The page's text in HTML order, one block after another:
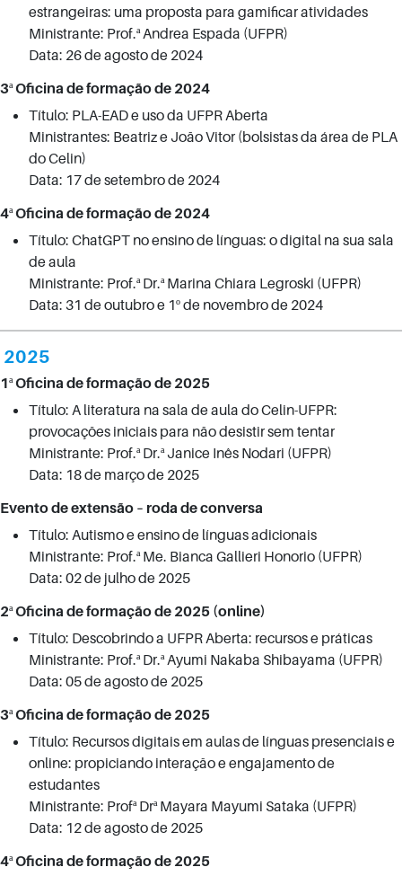
estrangeiras: uma proposta para gamificar atividades
Ministrante: Prof.ª Andrea Espada (UFPR)
Data: 26 de agosto de 2024
3ª Oficina de formação de 2024
Título: PLA-EAD e uso da UFPR Aberta
Ministrantes: Beatriz e João Vitor (bolsistas da área de PLA
do Celin)
Data: 17 de setembro de 2024
4ª Oficina de formação de 2024
Título: ChatGPT no ensino de línguas: o digital na sua sala
de aula
Ministrante: Prof.ª Dr.ª Marina Chiara Legroski (UFPR)
Data: 31 de outubro e 1º de novembro de 2024
2025
1ª Oficina de formação de 2025
Título: A literatura na sala de aula do Celin-UFPR:
provocações iniciais para não desistir sem tentar
Ministrante: Prof.ª Dr.ª Janice Inês Nodari (UFPR)
Data: 18 de março de 2025
Evento de extensão – roda de conversa
Título: Autismo e ensino de línguas adicionais
Ministrante: Prof.ª Me. Bianca Gallieri Honorio (UFPR)
Data: 02 de julho de 2025
2ª Oficina de formação de 2025 (online)
Título: Descobrindo a UFPR Aberta: recursos e práticas
Ministrante: Prof.ª Dr.ª Ayumi Nakaba Shibayama (UFPR)
Data: 05 de agosto de 2025
3ª Oficina de formação de 2025
Título: Recursos digitais em aulas de línguas presenciais e
online: propiciando interação e engajamento de
estudantes
Ministrante: Profª Drª Mayara Mayumi Sataka (UFPR)
Data: 12 de agosto de 2025
4ª Oficina de formação de 2025